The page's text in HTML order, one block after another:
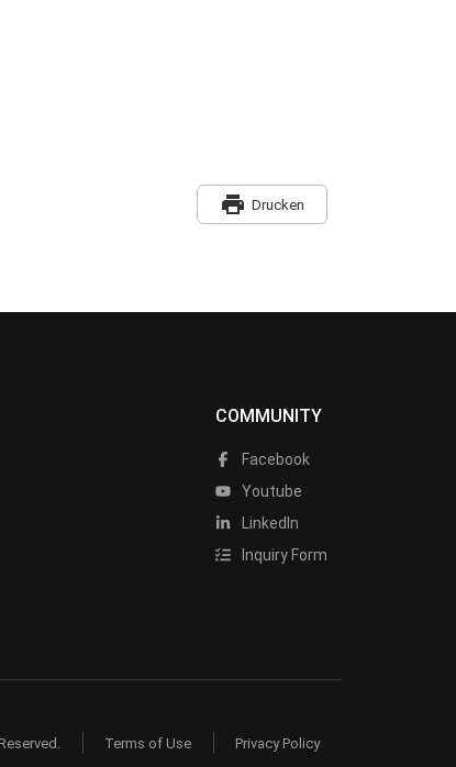
print Drucken
COMMUNITY
Facebook
Youtube
LinkedIn
Inquiry Form
Terms of Use Privacy Policy